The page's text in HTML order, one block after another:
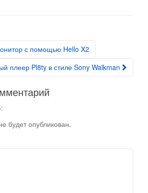
с помощью Hello X2
плеер Pl8ty в стиле Sony Walkman
будет опубликован.